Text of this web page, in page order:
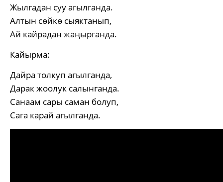
Жылгадан суу агылганда.
Алтын сөйкө сыяктанып,
Ай кайрадан жаңырганда.
Кайырма:
Дайра толкуп агылганда,
Дарак жоолук салынганда.
Санаам сары саман болуп,
Сага карай агылганда.